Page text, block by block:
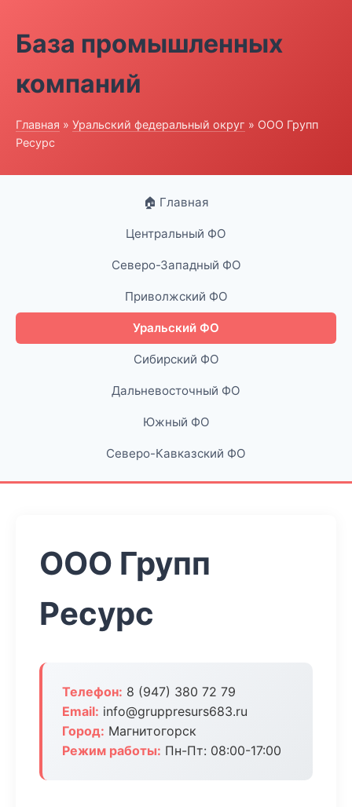
База промышленных
компаний
Главная » Уральский федеральный округ » ООО Групп
Ресурс
🏠 Главная
Центральный ФО
Северо-Западный ФО
Приволжский ФО
Уральский ФО
Сибирский ФО
Дальневосточный ФО
Южный ФО
Северо-Кавказский ФО
ООО Групп
Ресурс
Телефон: 8 (947) 380 72 79
Email: info@gruppresurs683.ru
Город: Магнитогорск
Режим работы: Пн-Пт: 08:00-17:00